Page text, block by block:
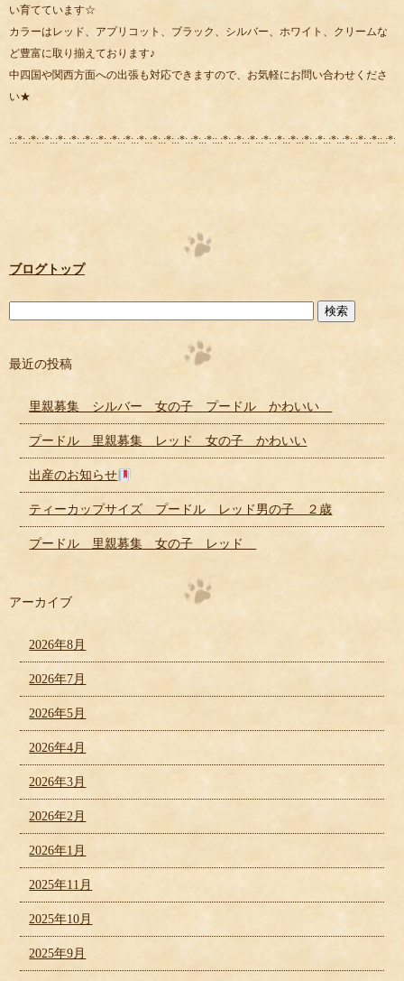
い育てています☆
カラーはレッド、アプリコット、ブラック、シルバー、ホワイト、クリームな
ど豊富に取り揃えております♪
中四国や関西方面への出張も対応できますので、お気軽にお問い合わせくださ
い★
:.:*:.:*:.:*:.:*:.:*:.:*:.:*:.:*:.:*:.:*:.:*:.:*:.:*:.:*:.:*::.:*:.:*:.:*:.:*:.:*:.:*:.:*:.:*:.:*:.:*:.:*:.:*::.:*:.:
ブログトップ
最近の投稿
里親募集 シルバー 女の子 プードル かわいい
プードル 里親募集 レッド 女の子 かわいい
出産のお知らせ
ティーカップサイズ プードル レッド男の子 ２歳
プードル 里親募集 女の子 レッド
アーカイブ
2026年8月
2026年7月
2026年5月
2026年4月
2026年3月
2026年2月
2026年1月
2025年11月
2025年10月
2025年9月